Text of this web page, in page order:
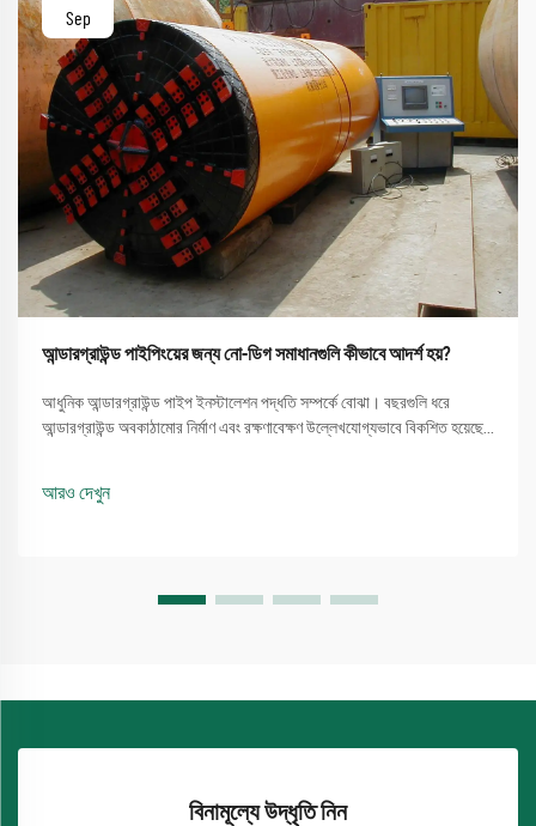
Sep
আন্ডারগ্রাউন্ড পাইপিংয়ের জন্য নো-ডিগ সমাধানগুলি কীভাবে আদর্শ হয়?
আধুনিক আন্ডারগ্রাউন্ড পাইপ ইনস্টালেশন পদ্ধতি সম্পর্কে বোঝা। বছরগুলি ধরে
আন্ডারগ্রাউন্ড অবকাঠামোর নির্মাণ এবং রক্ষণাবেক্ষণ উল্লেখযোগ্যভাবে বিকশিত হয়েছে,
আরও দেখুন
বিনামূল্যে উদ্ধৃতি নিন